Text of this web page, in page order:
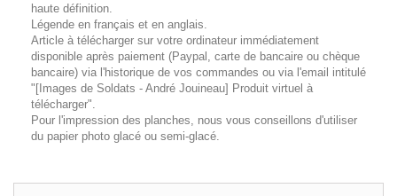
haute définition.
Légende en français et en anglais.
Article à télécharger sur votre ordinateur immédiatement
disponible après paiement (Paypal, carte de bancaire ou chèque
bancaire) via l'historique de vos commandes ou via l'email intitulé
"[Images de Soldats - André Jouineau] Produit virtuel à
télécharger".
Pour l'impression des planches, nous vous conseillons d'utiliser
du papier photo glacé ou semi-glacé.